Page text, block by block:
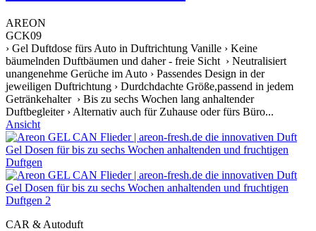
AREON
GCK09
› Gel Duftdose fürs Auto in Duftrichtung Vanille › Keine
bäumelnden Duftbäumen und daher - freie Sicht › Neutralisiert
unangenehme Gerüche im Auto › Passendes Design in der
jeweiligen Duftrichtung › Durdchdachte Größe,passend in jedem
Getränkehalter › Bis zu sechs Wochen lang anhaltender
Duftbegleiter › Alternativ auch für Zuhause oder fürs Büro...
Ansicht
CAR & Autoduft